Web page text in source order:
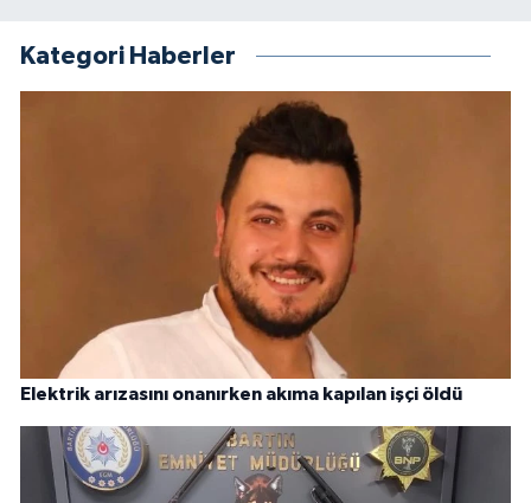
Kategori Haberler
Elektrik arızasını onanırken akıma kapılan işçi öldü